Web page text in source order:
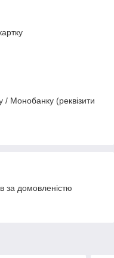
/ Монобанку (реквізити
за домовленістю